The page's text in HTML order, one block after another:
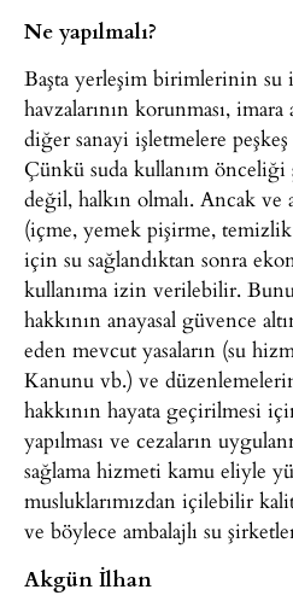
Ne yapılmalı?
Başta yerleşim birimlerinin su
havzalarının korunması, imara
diğer sanayi işletmelere
Çünkü suda kullanım
değil, halkın olmalı. Ancak ve
(içme, yemek pişirme,
için su sağlandıktan sonra
kullanıma izin verilebilir.
hakkının anayasal güvence
eden mevcut yasaların (su
Kanunu vb.) ve
hakkının hayata geçirilmesi
yapılması ve cezaların
sağlama hizmeti kamu eliyle
musluklarımızdan içilebilir
ve böylece ambalajlı su
Akgün İlhan